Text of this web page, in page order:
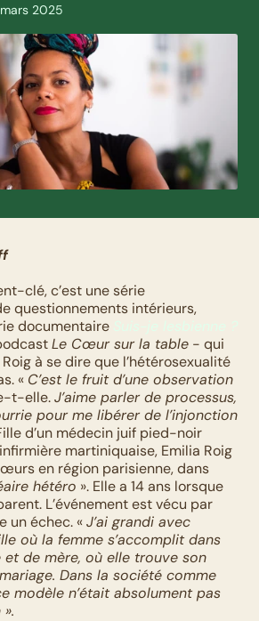
2025
clé, c’est une série
questionnements intérieurs,
documentaire
Le Cœur sur la table - qui
à se dire que l’hétérosexualité
« C’est le fruit d’une observation
t-elle. J’aime parler de processus,
pour me libérer de l’injonction
d’un médecin juif pied-noir
martiniquaise, Emilia Roig
en région parisienne, dans
hétéro ». Elle a 14 ans lorsque
L’événement est vécu par
un échec. « J’ai grandi avec
où la femme s’accomplit dans
et de mère, où elle trouve son
Dans la société comme
modèle n’était absolument pas